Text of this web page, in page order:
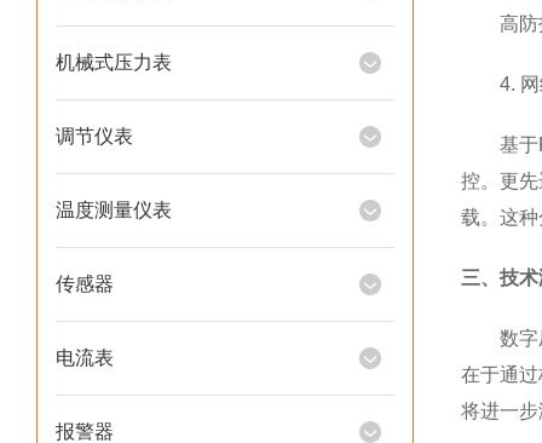
机械式压力表
调节仪表
温度测量仪表
传感器
电流表
报警器
高防护
4. 网
基于
控。更
载。这
三、技
数字压
在于通
将进一